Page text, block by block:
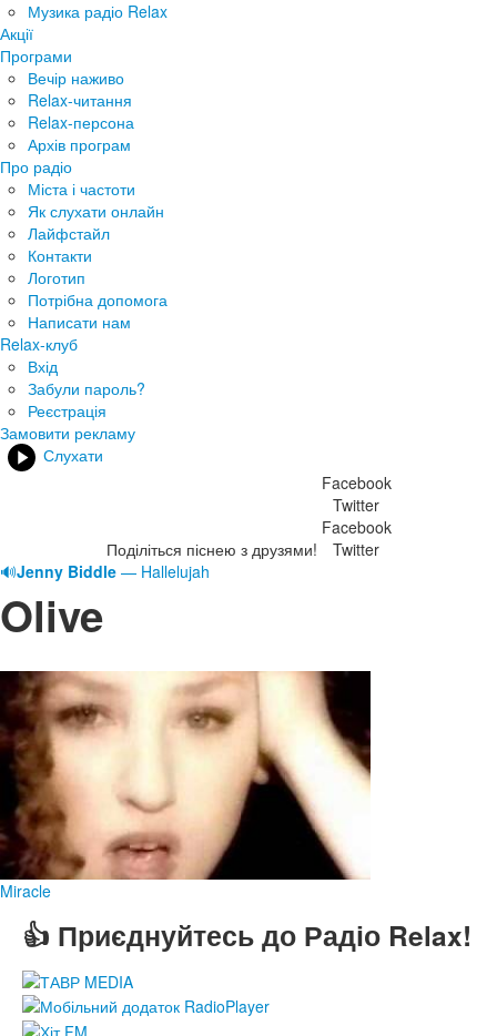
Музика радіо Relax
Акції
Програми
Вечір наживо
Relax-читання
Relax-персона
Архів програм
Про радіо
Міста і частоти
Як слухати онлайн
Лайфстайл
Контакти
Логотип
Потрібна допомога
Написати нам
Relax-клуб
Вхід
Забули пароль?
Реєстрація
Замовити рекламу
Слухати
Поділіться піснею з друзями!
Facebook
Twitter
Facebook
Twitter
🔊Jenny Biddle — Hallelujah
Olive
Miracle
👍 Приєднуйтесь до Радіо Relax!